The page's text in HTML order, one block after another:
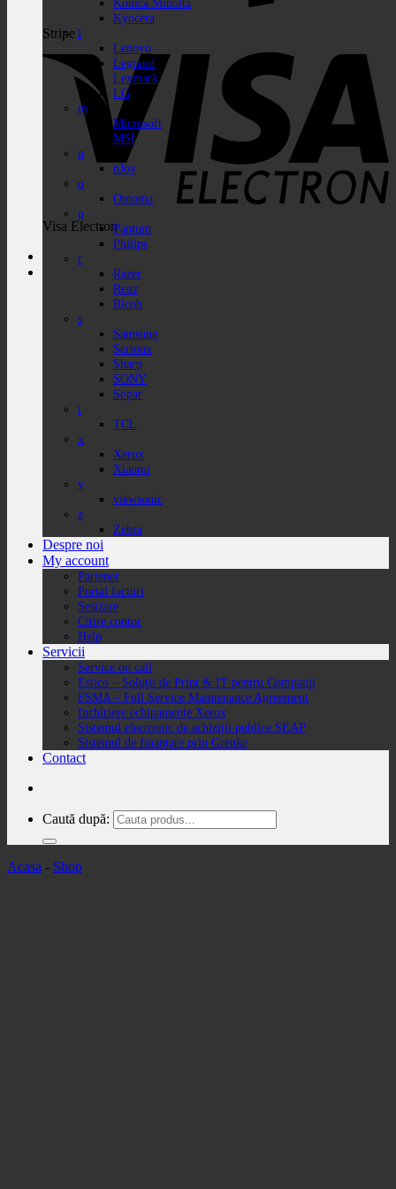
Stripe
Visa Electron
Kyocera
l
Lenovo
Legrand
Lexmark
LG
m
Microsoft
MSI
n
nJoy
o
Optoma
p
Pantum
Philips
r
Razer
Renz
Ricoh
s
Samsung
Serioux
Sharp
SONY
Sopar
t
TCL
x
Xerox
Xiaomi
v
viewsonic
z
Zebra
Despre noi
My account
Partener
Portal facturi
Sesizare
Citire contor
Help
Servicii
Service on call
Estico – Soluții de Print & IT pentru Companii
FSMA – Full Service Maintenance Agreement
Inchiriere echipamente Xerox
Sistemul electronic de achiziții publice SEAP
Sistemul de finanțare prin Grenke
Contact
Caută după:
Acasa - Shop